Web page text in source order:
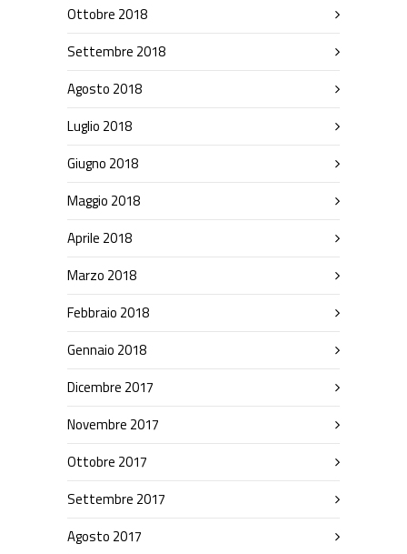
Ottobre 2018
Settembre 2018
Agosto 2018
Luglio 2018
Giugno 2018
Maggio 2018
Aprile 2018
Marzo 2018
Febbraio 2018
Gennaio 2018
Dicembre 2017
Novembre 2017
Ottobre 2017
Settembre 2017
Agosto 2017